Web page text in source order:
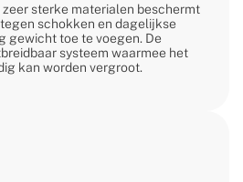
sterke materialen beschermt
schokken en dagelijkse
gewicht toe te voegen. De
systeem waarmee het
kan worden vergroot.